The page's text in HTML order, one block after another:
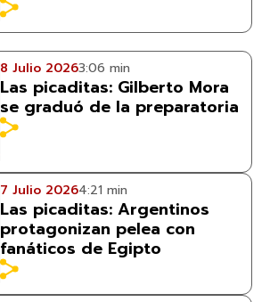
8 Julio 20263:06 min
Las picaditas: Gilberto Mora
se graduó de la preparatoria
7 Julio 20264:21 min
Las picaditas: Argentinos
protagonizan pelea con
fanáticos de Egipto